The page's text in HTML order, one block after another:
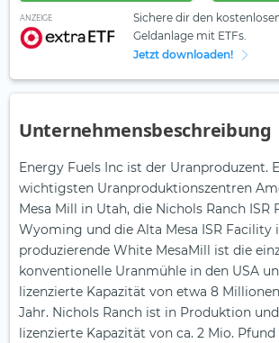
ANZEIGE
Sichere dir den
Geldanlage mit ETFs.
Jetzt downloaden!
Unternehmensbeschreibung
Energy Fuels Inc ist der Uranproduzent.
wichtigsten Uranproduktionszentren
Mesa Mill in Utah, die Nichols Ranch ISR
Wyoming und die Alta Mesa ISR Facility
produzierende White MesaMill ist die
konventionelle Uranmühle in den USA
lizenzierte Kapazität von etwa 8
Jahr. Nichols Ranch ist in Produktion
lizenzierte Kapazität von ca. 2 Mio. Pfund